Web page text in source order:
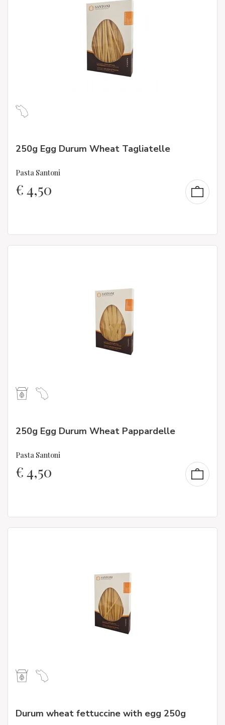
250g Egg Durum Wheat Tagliatelle
Pasta Santoni
€4,50
250g Egg Durum Wheat Pappardelle
Pasta Santoni
€4,50
Durum wheat fettuccine with egg 250g